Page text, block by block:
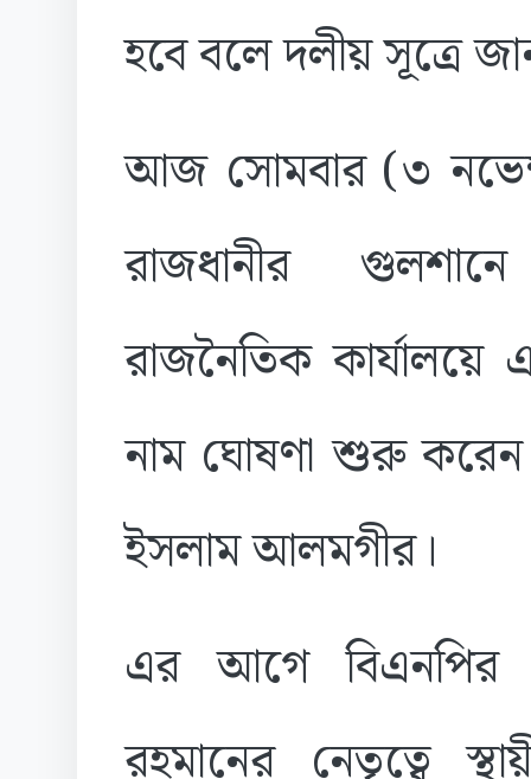
হবে বলে দলীয় সূত্রে
আজ সোমবার (৩
রাজধানীর
রাজনৈতিক কার্যালয়ে
নাম ঘোষণা শুরু করেন
ইসলাম আলমগীর।
এর আগে বিএনপির
রহমানের নেতৃত্বে